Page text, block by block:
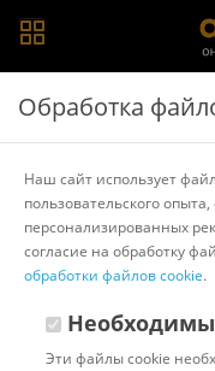
Главная > Каталог
хранения > Metall-Zavod
Стеллаж Metall-
Другие товары Metall-
Обработка
Наш сайт использует
пользовательского
персонализированных
согласие на обработку
обработки файлов cookie.
Эти файлы cookie